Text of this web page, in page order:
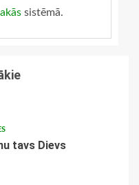
sistēmā.
tavs Dievs